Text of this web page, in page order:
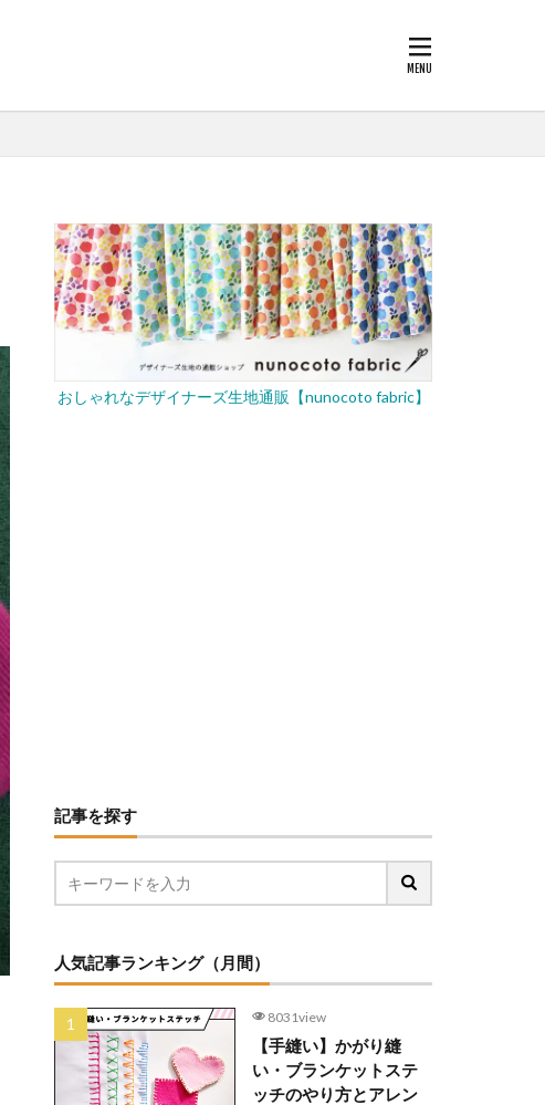
おしゃれなデザイナーズ生地通販【nunocoto fabric】
記事を探す
人気記事ランキング（月間）
8031view
【手縫い】かがり縫
い・ブランケットステ
ッチのやり方とアレン